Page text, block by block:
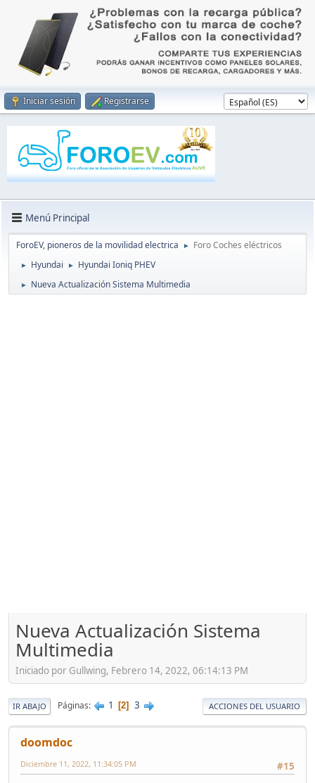
Iniciar sesión Registrarse
Menú Principal
ForoEV, pioneros de la movilidad electrica ► Foro Coches eléctricos
► Hyundai ► Hyundai Ioniq PHEV
► Nueva Actualización Sistema Multimedia
Nueva Actualización Sistema
Multimedia
Iniciado por Gullwing, Febrero 14, 2022, 06:14:13 PM
IR ABAJO Páginas 1 2 3 ACCIONES DEL USUARIO
doomdoc
#15
Diciembre 11, 2022, 11:34:05 PM